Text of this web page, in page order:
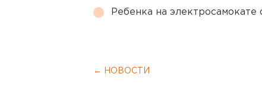
Ребенка на электросамокате
← НОВОСТИ